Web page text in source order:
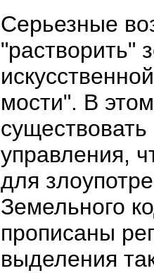
Серьезные
"растворить"
мости". В
управления,
для
Земельного
прописаны
выделения